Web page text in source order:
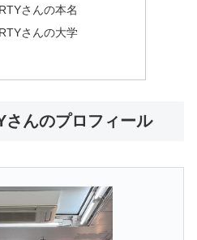
さんの本名
さんの大学
さんのプロフィール